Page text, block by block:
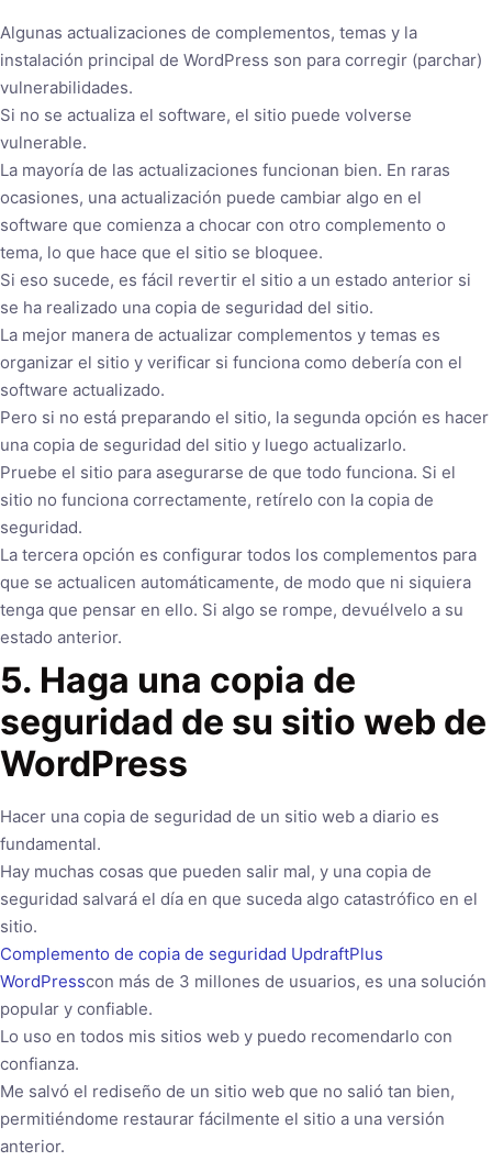
Algunas actualizaciones de complementos, temas y la
instalación principal de WordPress son para corregir (parchar)
vulnerabilidades.
Si no se actualiza el software, el sitio puede volverse
vulnerable.
La mayoría de las actualizaciones funcionan bien. En raras
ocasiones, una actualización puede cambiar algo en el
software que comienza a chocar con otro complemento o
tema, lo que hace que el sitio se bloquee.
Si eso sucede, es fácil revertir el sitio a un estado anterior si
se ha realizado una copia de seguridad del sitio.
La mejor manera de actualizar complementos y temas es
organizar el sitio y verificar si funciona como debería con el
software actualizado.
Pero si no está preparando el sitio, la segunda opción es hacer
una copia de seguridad del sitio y luego actualizarlo.
Pruebe el sitio para asegurarse de que todo funciona. Si el
sitio no funciona correctamente, retírelo con la copia de
seguridad.
La tercera opción es configurar todos los complementos para
que se actualicen automáticamente, de modo que ni siquiera
tenga que pensar en ello. Si algo se rompe, devuélvelo a su
estado anterior.
5. Haga una copia de
seguridad de su sitio web de
WordPress
Hacer una copia de seguridad de un sitio web a diario es
fundamental.
Hay muchas cosas que pueden salir mal, y una copia de
seguridad salvará el día en que suceda algo catastrófico en el
sitio.
Complemento de copia de seguridad UpdraftPlus
WordPresscon más de 3 millones de usuarios, es una solución
popular y confiable.
Lo uso en todos mis sitios web y puedo recomendarlo con
confianza.
Me salvó el rediseño de un sitio web que no salió tan bien,
permitiéndome restaurar fácilmente el sitio a una versión
anterior.